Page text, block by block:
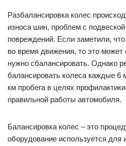
Разбалансировка колес
износа шин, проблем с
повреждений. Если заметили,
во время движения, то это может
нужно сбалансировать. Однако
балансировать колеса каждые 6
км пробега в целях
правильной работы автомобиля.
Балансировка колес – это
оборудование используется для